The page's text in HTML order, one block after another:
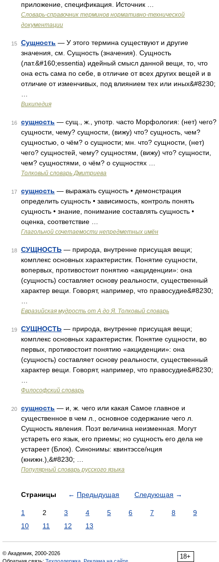
приложение, спецификация. Источник …
Словарь-справочник терминов нормативно-технической
документации
15 Сущность — У этого термина существуют и другие
значения, см. Сущность (значения). Сущность
(лат.&#160;essentia) идейный смысл данной вещи, то, что
она есть сама по себе, в отличие от всех других вещей и в
отличие от изменчивых, под влиянием тех или иных&#8230;
Википедия
16 сущность — сущ., ж., употр. часто Морфология: (нет) чего?
сущности, чему? сущности, (вижу) что? сущность, чем?
сущностью, о чём? о сущности; мн. что? сущности, (нет)
чего? сущностей, чему? сущностям, (вижу) что? сущности,
чем? сущностями, о чём? о сущностях …
Толковый словарь Дмитриева
17 сущность — выражать сущность • демонстрация
определить сущность • зависимость, контроль понять
сущность • знание, понимание составлять сущность •
оценка, соответствие …
Глагольной сочетаемости непредметных имён
18 СУЩНОСТЬ — природа, внутренне присущая вещи;
комплекс основных характеристик. Понятие сущности,
вопервых, противостоит понятию «акциденции»: она
(сущность) составляет основу реальности, существенный
характер вещи. Говорят, например, что правосудие&#8230;
Евразийская мудрость от А до Я. Толковый словарь
19 СУЩНОСТЬ — природа, внутренне присущая вещи;
комплекс основных характеристик. Понятие сущности, во
первых, противостоит понятию «акциденции»: она
(сущность) составляет основу реальности, существенный
характер вещи. Говорят, например, что правосудие&#8230;
Философский словарь
20 сущность — и, ж. чего или какая Самое главное и
существенное в чем л., основное содержание чего л.
Сущность явления. Поэт величина неизменная. Могут
устареть его язык, его приемы; но сущность его дела не
устареет (Блок). Синонимы: квинтэссе/нция
(книжн.),&#8230; …
Популярный словарь русского языка
Страницы ← Предыдущая Следующая →
1 2 3 4 5 6 7 8
9
10
11 12 13
18+
© Академик, 2000-2026